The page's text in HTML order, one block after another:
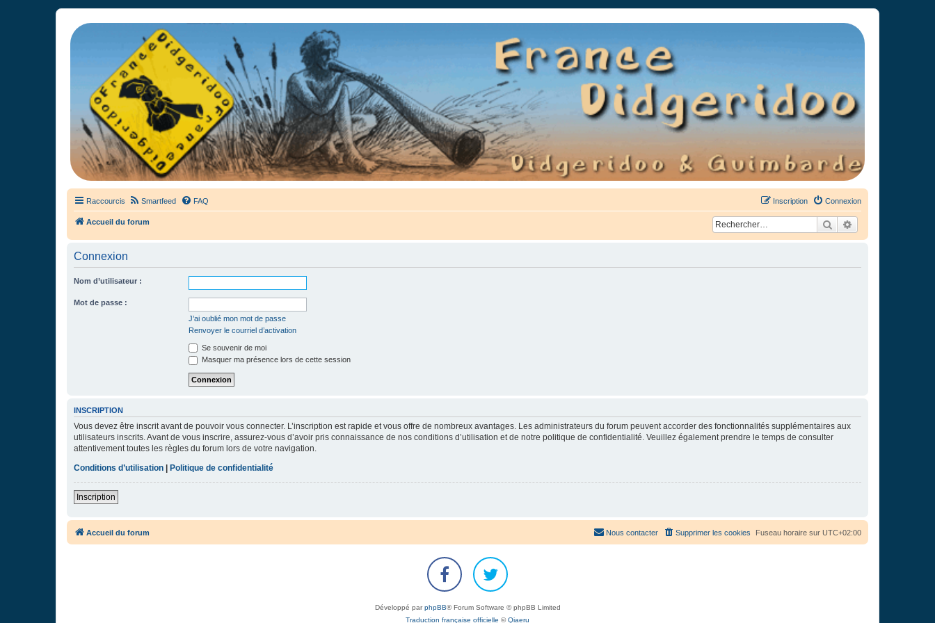
France Didgeridoo
Didgeridoo et Guimbarde sur France Didgeridoo - retrouvez la communauté.
Raccourcis Smartfeed FAQ Connexion
Inscription
Accueil du forum Rechercher
Connexion
Nom d’utilisateur :
Mot de passe :
J’ai oublié mon mot de passe
Renvoyer le courriel d’activation
Se souvenir de moi
Masquer ma présence lors de cette session
INSCRIPTION
Vous devez être inscrit avant de pouvoir vous connecter. L’inscription est rapide et vous offre de nombreux avantages. Les administrateurs du forum peuvent accorder des fonctionnalités supplémentaires aux
utilisateurs inscrits. Avant de vous inscrire, assurez-vous d’avoir pris connaissance de nos conditions d’utilisation et de notre politique de confidentialité. Veuillez également prendre le temps de consulter
attentivement toutes les règles du forum lors de votre navigation.
Conditions d’utilisation
Politique de confidentialité
Inscription
Accueil du forum Fuseau horaire sur UTC+02:00
Supprimer les cookies
Nous contacter
Développé parphpBB® Forum Software © phpBB Limited
Traduction française officielle ©Qiaeru